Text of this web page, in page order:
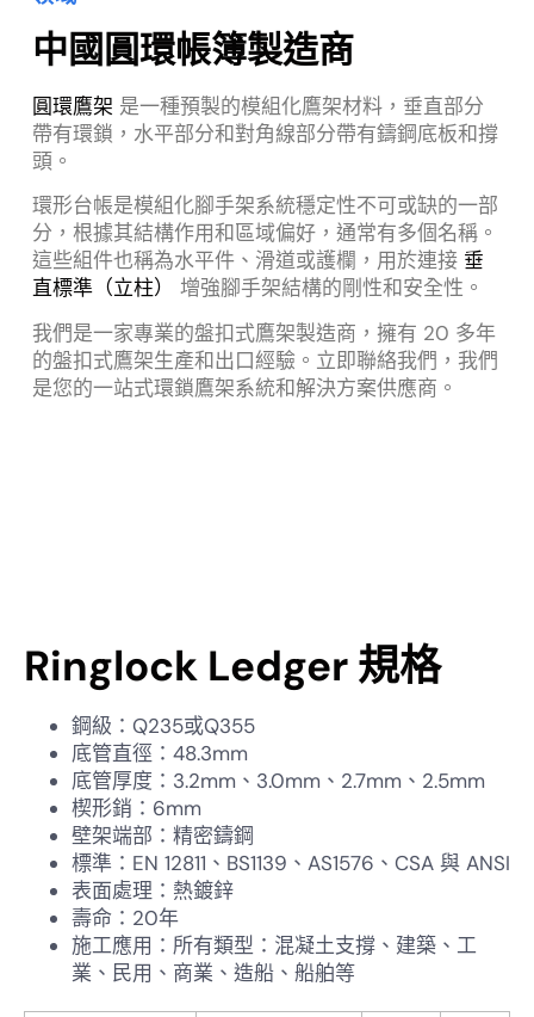
中國圓環帳簿製造商
圓環鷹架 是一種預製的模組化鷹架材料，垂直部分
帶有環鎖，水平部分和對角線部分帶有鑄鋼底板和撐
頭。
環形台帳是模組化腳手架系統穩定性不可或缺的一部
分，根據其結構作用和區域偏好，通常有多個名稱。
這些組件也稱為水平件、滑道或護欄，用於連接 垂
直標準（立柱）
增強腳手架結構的剛性和安全性。
我們是一家專業的盤扣式鷹架製造商，擁有 20 多年
的盤扣式鷹架生產和出口經驗。立即聯絡我們，我們
是您的一站式環鎖鷹架系統和解決方案供應商。
Ringlock Ledger 規格
鋼級：Q235或Q355
底管直徑：48.3mm
底管厚度：3.2mm、3.0mm、2.7mm、2.5mm
楔形銷：6mm
壁架端部：精密鑄鋼
標準：EN 12811、BS1139、AS1576、CSA 與 ANSI
表面處理：熱鍍鋅
壽命：20年
施工應用：所有類型：混凝土支撐、建築、工
業、民用、商業、造船、船舶等